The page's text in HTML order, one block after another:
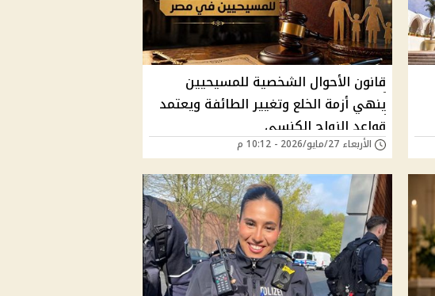
قانون الأحوال الشخصية للمسيحيين
ينهي أزمة الخلع وتغيير الطائفة ويعتمد
قواعد الزواج الكنسي
الأربعاء 27/مايو/2026 - 10:12 م